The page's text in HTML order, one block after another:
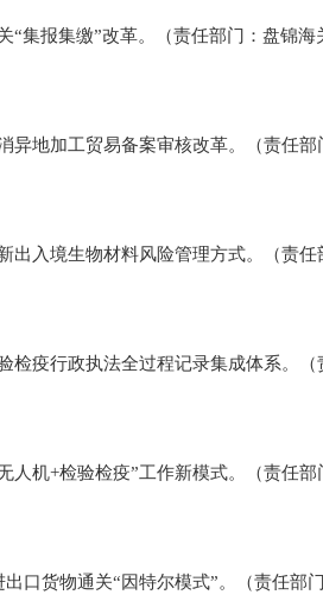
报集缴”改革。（责任部门：盘锦海
地加工贸易备案审核改革。（责任部
入境生物材料风险管理方式。（责任
疫行政执法全过程记录集成体系。（
机+检验检疫”工作新模式。（责任部
货物通关“因特尔模式”。（责任部